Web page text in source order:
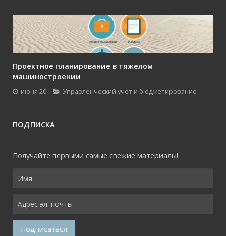
Проектное планирование в тяжелом
машиностроении
июня 20 Управленческий учет и бюджетирование
ПОДПИСКА
Получайте первыми самые свежие материалы!